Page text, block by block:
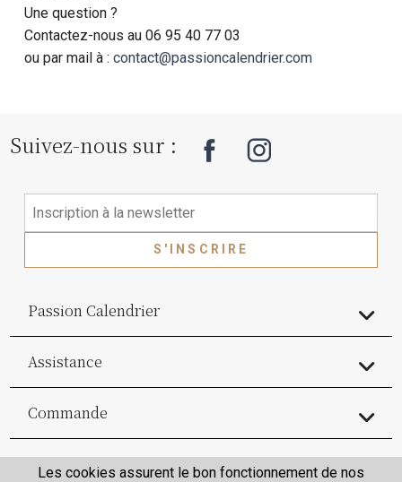
Une question ?
Contactez-nous au 06 95 40 77 03
ou par mail à :contact@passioncalendrier.com
Suivez-nous sur :
S'INSCRIRE
Passion Calendrier
Assistance
Commande
Commande
Les cookies assurent le bon fonctionnement de nos